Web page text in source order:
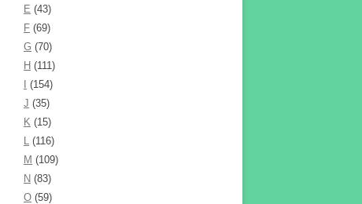
E (43)
F (69)
G (70)
H (111)
(154)
J (35)
K (15)
L (116)
M (109)
N (83)
O (59)